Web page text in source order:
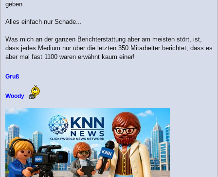
geben.
Alles einfach nur Schade...
Was mich an der ganzen Berichterstattung aber am meisten stört, ist,
dass jedes Medium nur über die letzten 350 Mitarbeiter berichtet, dass es
aber mal fast 1100 waren erwähnt kaum einer!
Gruß
Woody